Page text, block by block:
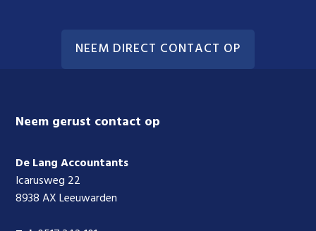
NEEM DIRECT CONTACT OP
Footer
Neem gerust contact op
De Lang Accountants
Icarusweg 22
8938 AX Leeuwarden